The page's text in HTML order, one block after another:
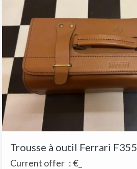
Trousse à outil Ferrari F355
Current offer :€_